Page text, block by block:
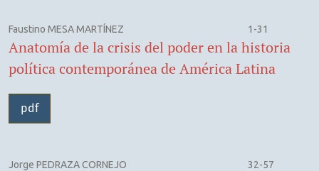
Faustino MESA MARTÍNEZ 1-31
Anatomía de la crisis del poder en la historia
política contemporánea de América Latina
pdf
Jorge PEDRAZA CORNEJO 32-57